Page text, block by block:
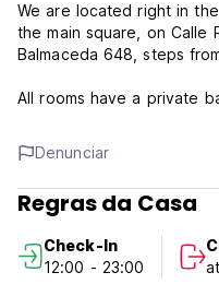
We are located right in
the main square, on Calle
Balmaceda 648, steps
All rooms have a private
Hostal El Mirador Policy
Cancellation Policy: 3
of your stay.
Denunciar
Regras da Casa
Check-In
12:00 - 23:00